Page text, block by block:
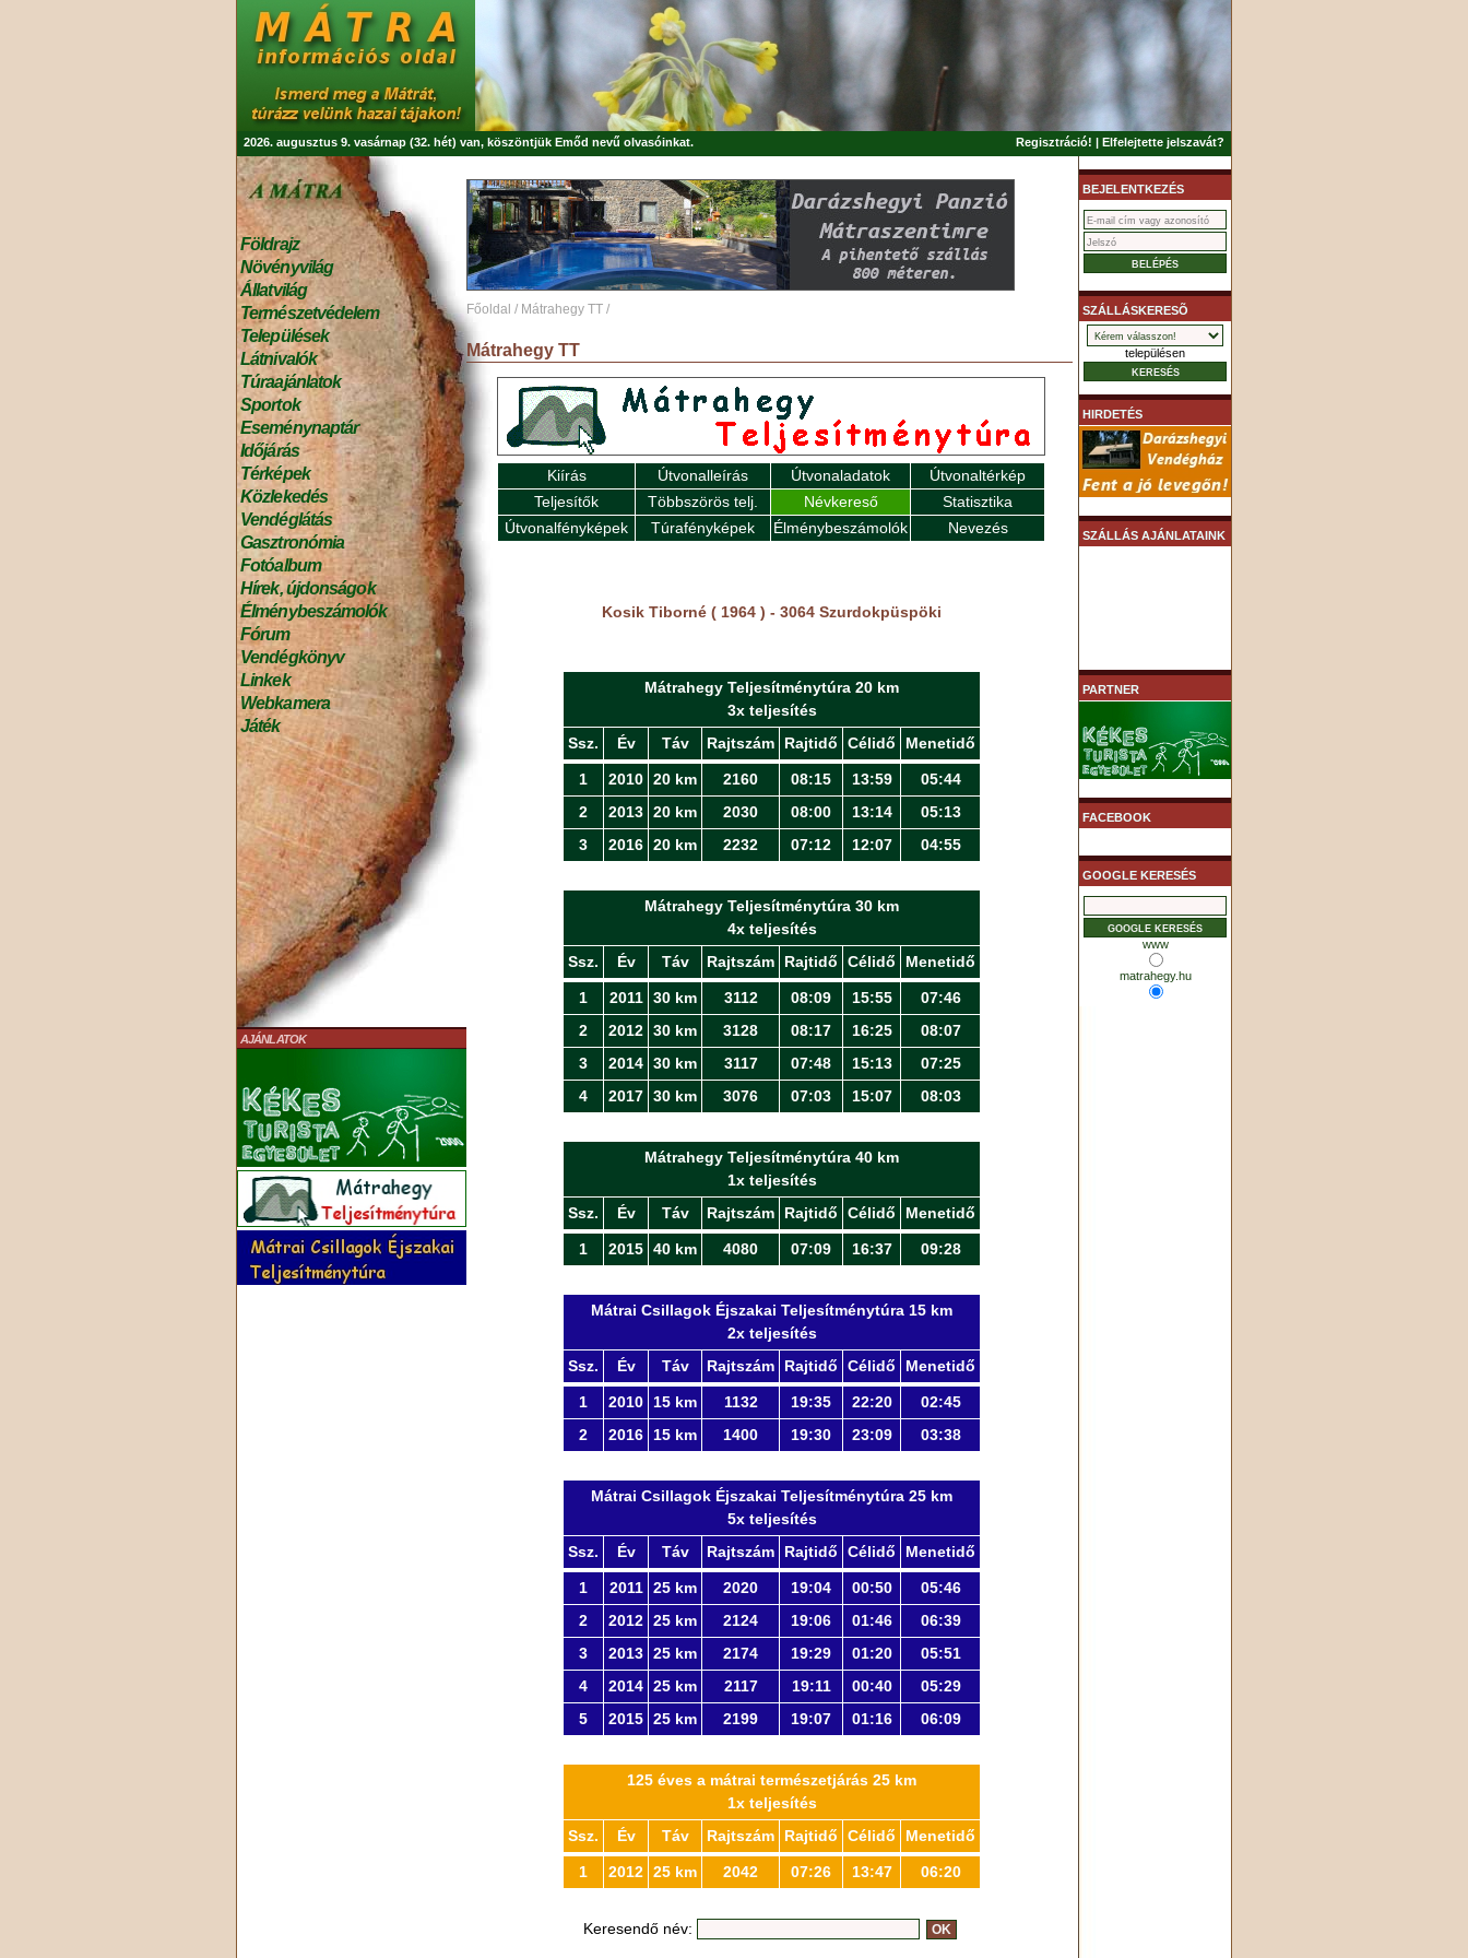
2026. augusztus 9. vasárnap (32. hét) van, köszöntjük Emőd nevű olvasóinkat. Regisztráció! | Elfelejtette jelszavát?
Földrajz
Növényvilág
Állatvilág
Természetvédelem
Települések
Látnivalók
Túraajánlatok
Sportok
Eseménynaptár
Időjárás
Térképek
Közlekedés
Vendéglátás
Gasztronómia
Fotóalbum
Hírek, újdonságok
Élménybeszámolók
Fórum
Vendégkönyv
Linkek
Webkamera
Játék
AJÁNLATOK
Főoldal / Mátrahegy TT /
Mátrahegy TT
Kiírás Útvonalleírás Útvonaladatok
Útvonaltérkép
Teljesítők
Többszörös telj. Névkereső
Statisztika
Útvonalfényképek
Túrafényképek Élménybeszámolók Nevezés
Kosik Tiborné ( 1964 ) - 3064 Szurdokpüspöki
Mátrahegy Teljesítménytúra 20 km
3x teljesítés
Ssz.
Év Táv Rajtszám Rajtidő Célidő Menetidő
1 2010 20 km 2160 08:15 13:59
05:44
2
2013 20 km 2030 08:00 13:14
05:13
3
2016 20 km 2232 07:12 12:07 04:55
Mátrahegy Teljesítménytúra 30 km
4x teljesítés
Ssz.
Év Táv Rajtszám Rajtidő Célidő Menetidő
1 2011 30 km 3112 08:09 15:55
07:46
2
2012 30 km 3128 08:17 16:25
08:07
3
2014 30 km 3117 07:48 15:13
07:25
4
2017 30 km 3076 07:03 15:07 08:03
Mátrahegy Teljesítménytúra 40 km
1x teljesítés
Ssz.
Év Táv Rajtszám Rajtidő Célidő Menetidő
1 2015 40 km 4080 07:09 16:37 09:28
Mátrai Csillagok Éjszakai Teljesítménytúra 15 km
2x teljesítés
Ssz.
Év Táv Rajtszám Rajtidő Célidő Menetidő
1 2010 15 km 1132 19:35 22:20
02:45
2
2016 15 km 1400 19:30 23:09 03:38
Mátrai Csillagok Éjszakai Teljesítménytúra 25 km
5x teljesítés
Ssz.
Év Táv Rajtszám Rajtidő Célidő Menetidő
1 2011 25 km 2020 19:04 00:50
05:46
2
2012 25 km 2124 19:06 01:46
06:39
3
2013 25 km 2174 19:29 01:20
05:51
4
2014 25 km 2117 19:11 00:40
05:29
5
2015 25 km 2199 19:07 01:16 06:09
125 éves a mátrai természetjárás 25 km
1x teljesítés
Ssz.
Év Táv Rajtszám Rajtidő Célidő Menetidő
1 2012 25 km 2042 07:26 13:47 06:20
Keresendő név:
BEJELENTKEZÉS
SZÁLLÁSKERESÕ
településen
HIRDETÉS
SZÁLLÁS AJÁNLATAINK
PARTNER
FACEBOOK
GOOGLE KERESÉS
www
matrahegy.hu